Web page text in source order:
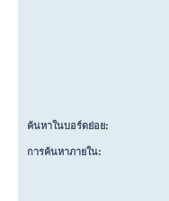
ค้นหาในบอร์ดย่อย:
การค้นหาภายใน: